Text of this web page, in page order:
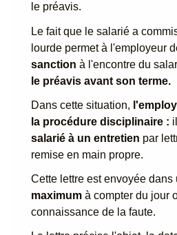
le préavis.
Le fait que le salarié a
lourde permet à l'employeur
sanction à l'encontre du
le préavis avant son terme.
Dans cette situation,
la procédure disciplinaire : il
salarié à un entretien par
remise en main propre.
Cette lettre est envoyée dans
maximum à compter du jour
connaissance de la faute.